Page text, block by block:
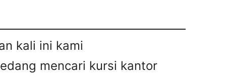
kali ini kami
mencari kursi kantor